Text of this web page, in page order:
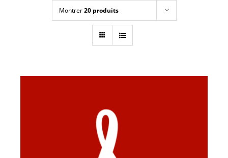
Montrer20 produits